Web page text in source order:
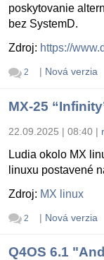
poskytovanie
bez SystemD.
Zdroj: https://
2 | Nová verzia
MX-25
22.09.2025 | 08:40 |
Ludia okolo MX
linuxu postavené
Zdroj: MX linux
2 | Nová verzia
Q4OS 6.1